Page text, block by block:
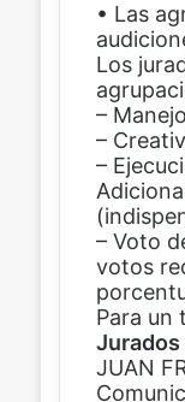
• Las
Los
–
–
–
– Voto
votos
Para un
JUAN